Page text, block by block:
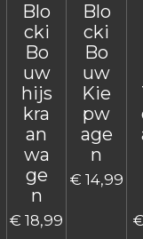
Blo
cki
Bo
uw
hijs
kra
an
wa
ge
n
€ 18,99
Blo
cki
Bo
uw
Kie
pw
age
n
€ 14,99